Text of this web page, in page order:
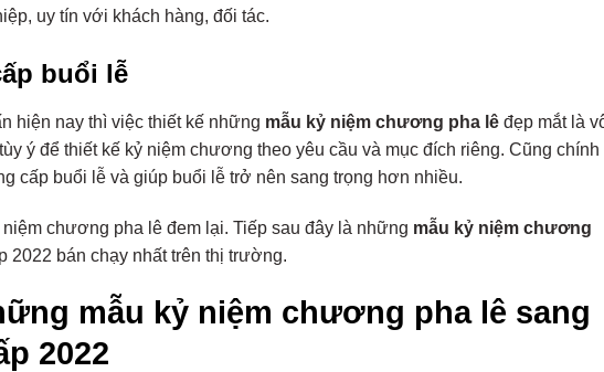
uy tín với khách hàng, đối tác.
buổi lễ
hiện nay thì việc thiết kế những mẫu kỷ niệm chương pha lê đẹp mắt là
ý để thiết kế kỷ niệm chương theo yêu cầu và mục đích riêng. Cũng chính
cấp buổi lễ và giúp buổi lễ trở nên sang trọng hơn nhiều.
chương pha lê đem lại. Tiếp sau đây là những mẫu kỷ niệm chương
2022 bán chạy nhất trên thị trường.
mẫu kỷ niệm chương pha lê sang
2022